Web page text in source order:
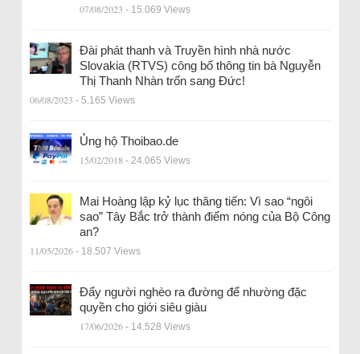
07/08/2023 - 15.069 Views
Đài phát thanh và Truyền hình nhà nước
Slovakia (RTVS) công bố thông tin bà Nguyễn
Thị Thanh Nhàn trốn sang Đức!
06/08/2023 - 5.165 Views
Ủng hộ Thoibao.de
15/02/2018 - 24.065 Views
Mai Hoàng lập kỷ lục thăng tiến: Vì sao “ngôi
sao” Tây Bắc trở thành điểm nóng của Bộ Công
an?
11/05/2026 - 18.507 Views
Đẩy người nghèo ra đường để nhường đặc
quyền cho giới siêu giàu
17/06/2026 - 14.528 Views